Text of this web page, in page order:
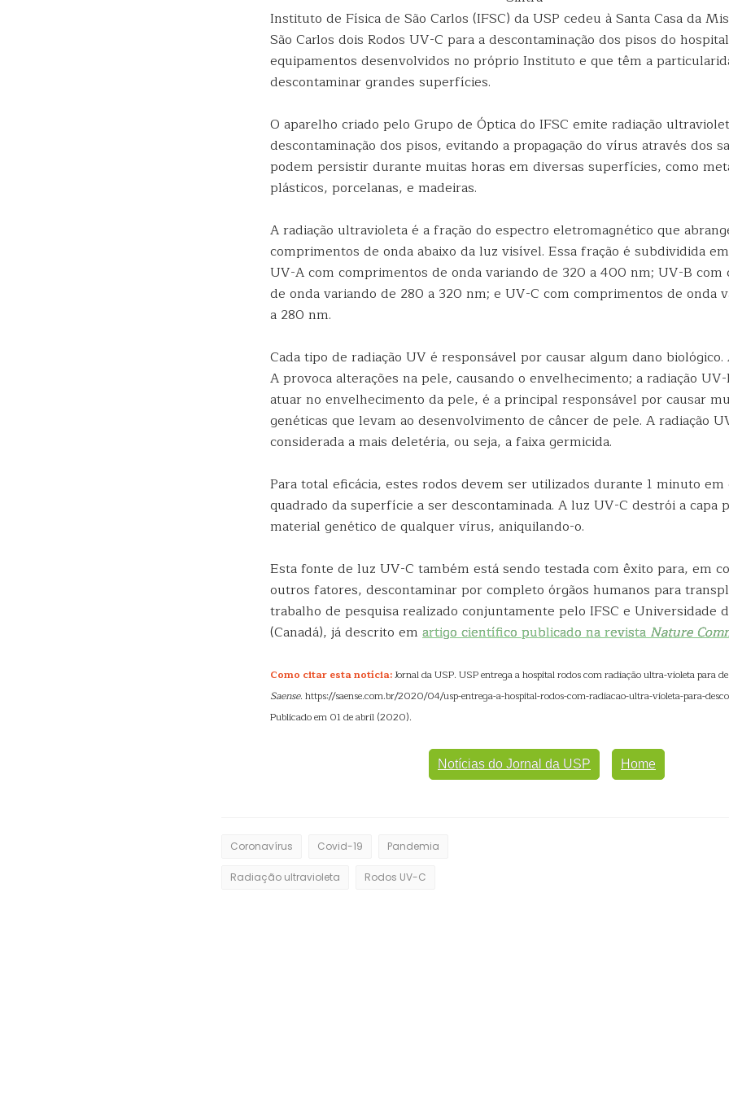
Instituto de Física de São Carlos (IFSC) da USP cedeu à Santa Casa da
São Carlos dois Rodos UV-C para a descontaminação dos pisos do
equipamentos desenvolvidos no próprio Instituto e que têm a
descontaminar grandes superfícies.
O aparelho criado pelo Grupo de Óptica do IFSC emite radiação
descontaminação dos pisos, evitando a propagação do vírus através dos
podem persistir durante muitas horas em diversas superfícies, como
plásticos, porcelanas, e madeiras.
A radiação ultravioleta é a fração do espectro eletromagnético que
comprimentos de onda abaixo da luz visível. Essa fração é subdividida
UV-A com comprimentos de onda variando de 320 a 400 nm; UV-B com
de onda variando de 280 a 320 nm; e UV-C com comprimentos de onda
a 280 nm.
Cada tipo de radiação UV é responsável por causar algum dano biológico.
A provoca alterações na pele, causando o envelhecimento; a radiação
atuar no envelhecimento da pele, é a principal responsável por causar
genéticas que levam ao desenvolvimento de câncer de pele. A radiação
considerada a mais deletéria, ou seja, a faixa germicida.
Para total eficácia, estes rodos devem ser utilizados durante 1 minuto em
quadrado da superfície a ser descontaminada. A luz UV-C destrói a capa
material genético de qualquer vírus, aniquilando-o.
Esta fonte de luz UV-C também está sendo testada com êxito para, em
outros fatores, descontaminar por completo órgãos humanos para
trabalho de pesquisa realizado conjuntamente pelo IFSC e Universidade
(Canadá), já descrito em artigo científico publicado na revistaNature
Como citar esta notícia:Jornal da USP. USP entrega a hospital rodos com radiação ultra-violeta para
Saense. https://saense.com.br/2020/04/usp-entrega-a-hospital-rodos-com-radiacao-ultra-violeta-para-
Publicado em 01 de abril (2020).
Notícias do Jornal da USP Home
Coronavírus Covid-19 Pandemia
Radiação ultravioleta Rodos UV-C